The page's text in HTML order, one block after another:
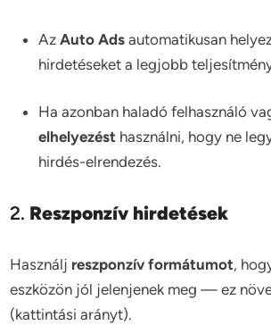
AzAuto Ads automatikusan
hirdetéseket a legjobb
Ha azonban haladó felhasználó
elhelyezést használni, hogy ne
hirdés-elrendezés.
2. Reszponzív hirdetések
Használj reszponzív formátumot,
eszközön jól jelenjenek meg — ez
(kattintási arányt).